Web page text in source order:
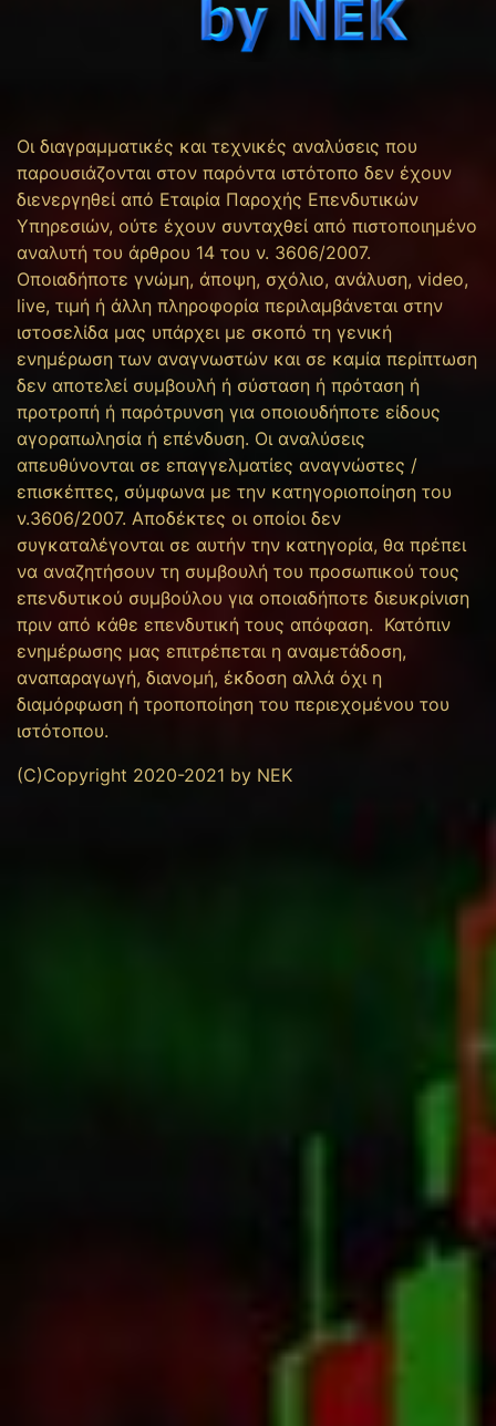
Οι διαγραμματικές και τεχνικές αναλύσεις που
παρουσιάζονται στον παρόντα ιστότοπο δεν έχουν
διενεργηθεί από Εταιρία Παροχής Επενδυτικών
Υπηρεσιών, ούτε έχουν συνταχθεί από πιστοποιημένο
αναλυτή του άρθρου 14 του ν. 3606/2007.
Οποιαδήποτε γνώμη, άποψη, σχόλιο, ανάλυση, video,
live, τιμή ή άλλη πληροφορία περιλαμβάνεται στην
ιστοσελίδα μας υπάρχει με σκοπό τη γενική
ενημέρωση των αναγνωστών και σε καμία περίπτωση
δεν αποτελεί συμβουλή ή σύσταση ή πρόταση ή
προτροπή ή παρότρυνση για οποιουδήποτε είδους
αγοραπωλησία ή επένδυση. Οι αναλύσεις
απευθύνονται σε επαγγελματίες αναγνώστες /
επισκέπτες, σύμφωνα με την κατηγοριοποίηση του
ν.3606/2007. Αποδέκτες οι οποίοι δεν
συγκαταλέγονται σε αυτήν την κατηγορία, θα πρέπει
να αναζητήσουν τη συμβουλή του προσωπικού τους
επενδυτικού συμβούλου για οποιαδήποτε διευκρίνιση
πριν από κάθε επενδυτική τους απόφαση. Κατόπιν
ενημέρωσης μας επιτρέπεται η αναμετάδοση,
αναπαραγωγή, διανομή, έκδοση αλλά όχι η
διαμόρφωση ή τροποποίηση του περιεχομένου του
ιστότοπου.
(C)Copyright 2020-2021 by NEK